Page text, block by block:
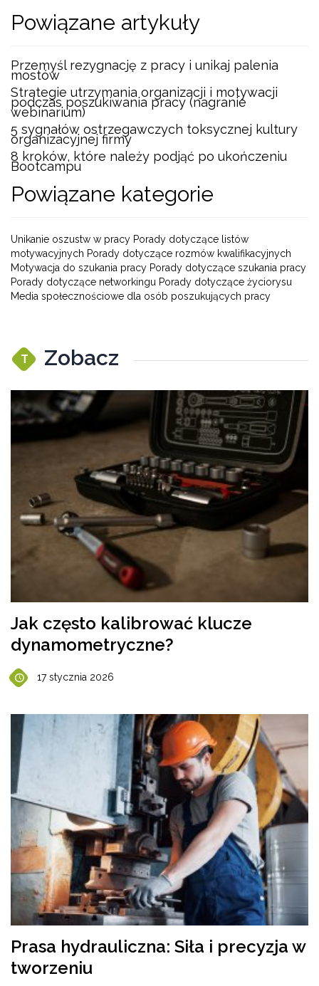
Powiązane artykuły
Przemyśl rezygnację z pracy i unikaj palenia
mostów
Strategie utrzymania organizacji i motywacji
podczas poszukiwania pracy (nagranie
webinarium)
5 sygnałów ostrzegawczych toksycznej kultury
organizacyjnej firmy
8 kroków, które należy podjąć po ukończeniu
Bootcampu
Powiązane kategorie
Unikanie oszustw w pracy Porady dotyczące listów
motywacyjnych Porady dotyczące rozmów kwalifikacyjnych
Motywacja do szukania pracy Porady dotyczące szukania pracy
Porady dotyczące networkingu Porady dotyczące życiorysu
Media społecznościowe dla osób poszukujących pracy
T Zobacz
Jak często kalibrować klucze
dynamometryczne?
17 stycznia 2026
Prasa hydrauliczna: Siła i precyzja w
tworzeniu